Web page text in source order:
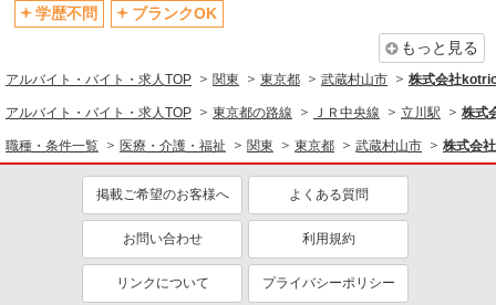
資格取得支援制度あり
医療・介護・福祉
介護職・ヘルパー
同じ特徴から求人を探す
ミドル（40代～）活躍中
ボーナス・賞与あり
車通勤OK
交通費支給
社会保険あり
産休・育休取得実績あり
学歴不問
ブランクOK
もっと見る
アルバイト・バイト・求人TOP 関東 東京都 武蔵村山市 株式会社
アルバイト・バイト・求人TOP 東京都の路線 ＪＲ中央線 立川駅 株式
職種・条件一覧 医療・介護・福祉 関東 東京都 武蔵村山市 株式会
掲載ご希望のお客様へ よくある質問
お問い合わせ 利用規約
リンクについて プライバシーポリシー